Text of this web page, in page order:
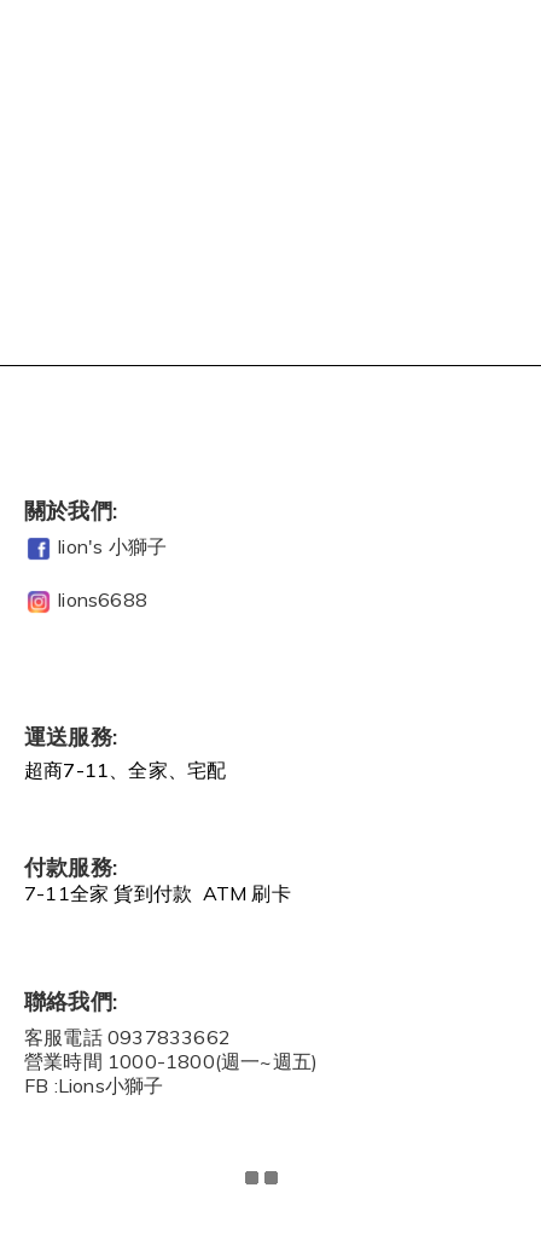
關於我們:
lion's 小獅子
lions6688
運送服務:
超商7-11、全家、宅配
付款服務:
7-11全家 貨到付款 ATM 刷卡
聯絡我們:
客服電話 0937833662
營業時間 1000-1800(週一~週五)
FB :Lions小獅子